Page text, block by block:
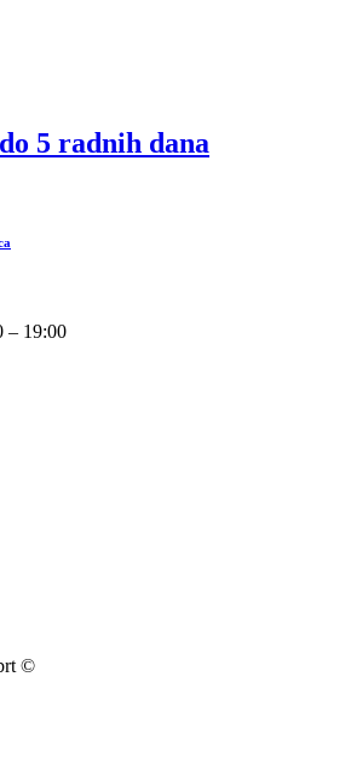
5 radnih dana
– 19:00
©